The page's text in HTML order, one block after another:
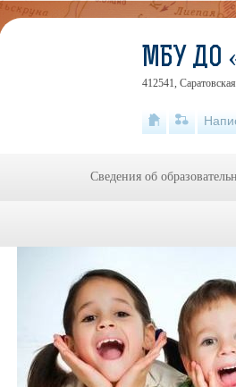
МБУ ДО
412541,
Сведения об